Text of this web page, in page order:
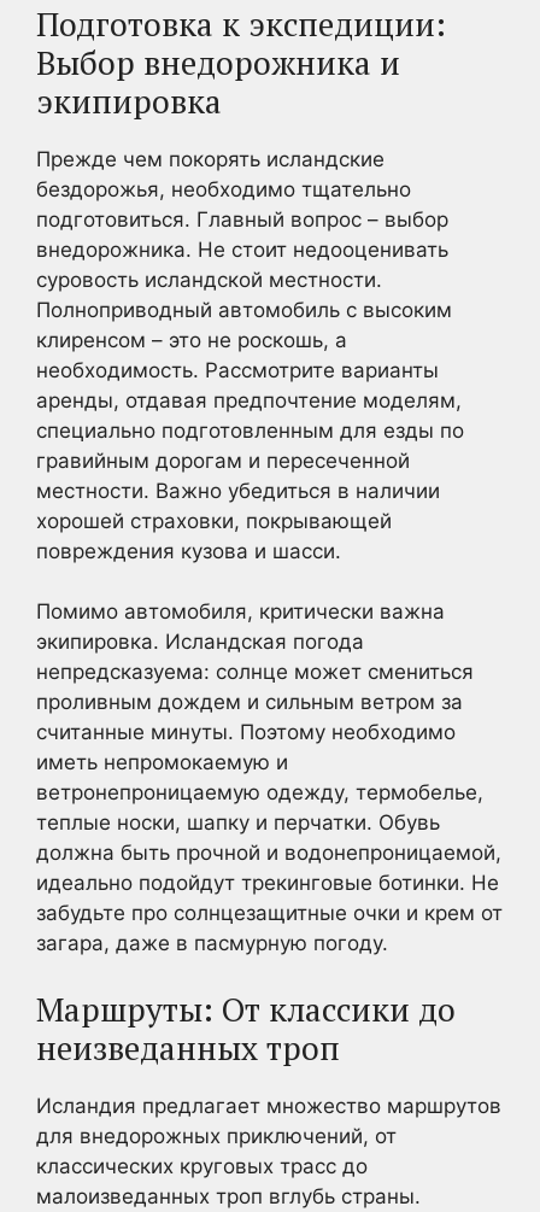
Подготовка к экспедиции:
Выбор внедорожника и
экипировка
Прежде чем покорять исландские
бездорожья, необходимо тщательно
подготовиться. Главный вопрос – выбор
внедорожника. Не стоит недооценивать
суровость исландской местности.
Полноприводный автомобиль с высоким
клиренсом – это не роскошь, а
необходимость. Рассмотрите варианты
аренды, отдавая предпочтение моделям,
специально подготовленным для езды по
гравийным дорогам и пересеченной
местности. Важно убедиться в наличии
хорошей страховки, покрывающей
повреждения кузова и шасси.
Помимо автомобиля, критически важна
экипировка. Исландская погода
непредсказуема: солнце может смениться
проливным дождем и сильным ветром за
считанные минуты. Поэтому необходимо
иметь непромокаемую и
ветронепроницаемую одежду, термобелье,
теплые носки, шапку и перчатки. Обувь
должна быть прочной и водонепроницаемой,
идеально подойдут трекинговые ботинки. Не
забудьте про солнцезащитные очки и крем от
загара, даже в пасмурную погоду.
Маршруты: От классики до
неизведанных троп
Исландия предлагает множество маршрутов
для внедорожных приключений, от
классических круговых трасс до
малоизведанных троп вглубь страны.